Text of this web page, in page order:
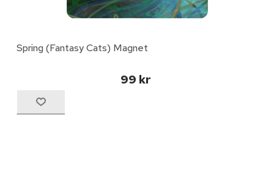
Spring (Fantasy Cats) Magnet
99 kr